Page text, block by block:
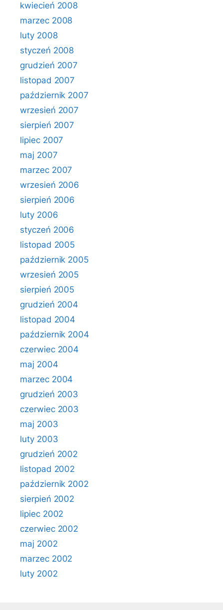
kwiecień 2008
marzec 2008
luty 2008
styczeń 2008
grudzień 2007
listopad 2007
październik 2007
wrzesień 2007
sierpień 2007
lipiec 2007
maj 2007
marzec 2007
wrzesień 2006
sierpień 2006
luty 2006
styczeń 2006
listopad 2005
październik 2005
wrzesień 2005
sierpień 2005
grudzień 2004
listopad 2004
październik 2004
czerwiec 2004
maj 2004
marzec 2004
grudzień 2003
czerwiec 2003
maj 2003
luty 2003
grudzień 2002
listopad 2002
październik 2002
sierpień 2002
lipiec 2002
czerwiec 2002
maj 2002
marzec 2002
luty 2002